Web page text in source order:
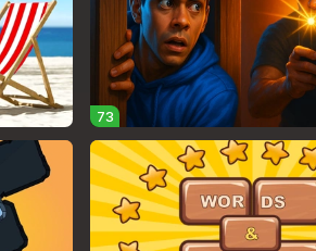
73